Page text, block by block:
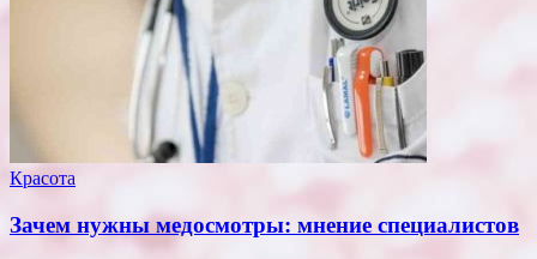
Красота
Зачем нужны медосмотры: мнение специалистов